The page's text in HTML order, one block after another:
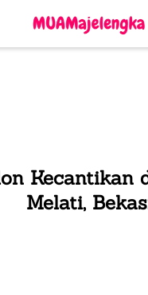
Kecantikan
Melati,